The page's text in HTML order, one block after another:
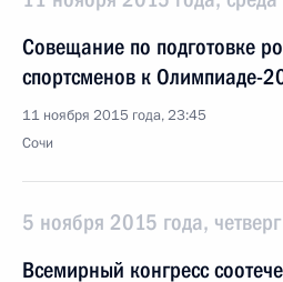
Совещание по подготовке
спортсменов к Олимпиаде-
11 ноября 2015 года, 23:45
Сочи
5 ноября 2015 года, четверг
Всемирный конгресс